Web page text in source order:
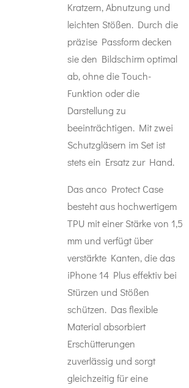
Kratzern, Abnutzung und
leichten Stößen. Durch die
präzise Passform decken
sie den Bildschirm optimal
ab, ohne die Touch-
Funktion oder die
Darstellung zu
beeinträchtigen. Mit zwei
Schutzgläsern im Set ist
stets ein Ersatz zur Hand.
Das anco Protect Case
besteht aus hochwertigem
TPU mit einer Stärke von 1,5
mm und verfügt über
verstärkte Kanten, die das
iPhone 14 Plus effektiv bei
Stürzen und Stößen
schützen. Das flexible
Material absorbiert
Erschütterungen
zuverlässig und sorgt
gleichzeitig für eine